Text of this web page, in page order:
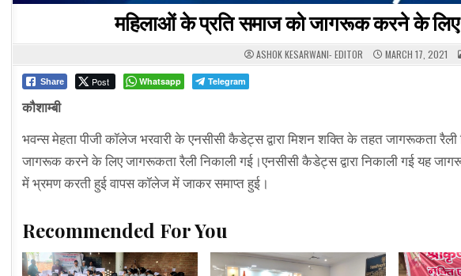
महिलाओं के प्रति समाज को जागरूक करने के
ASHOK KESARWANI- EDITOR MARCH 17, 2021
Share Post Whatsapp Telegram
कौशाम्बी
भवन्स मेहता पीजी कॉलेज भरवारी के एनसीसी कैडेट्स द्वारा मिशन शक्ति के तहत जागरूकता
जागरूक करने के लिए जागरूकता रैली निकाली गई।एनसीसी कैडेट्स द्वारा निकाली गई यह
में भ्रमण करती हुई वापस कॉलेज में जाकर समाप्त हुई।
Recommended For You